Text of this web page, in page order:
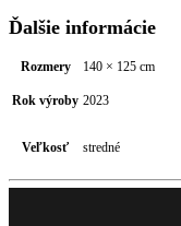
Ďalšie informácie
Rozmery 140 × 125 cm
Rok výroby 2023
Veľkosť stredné